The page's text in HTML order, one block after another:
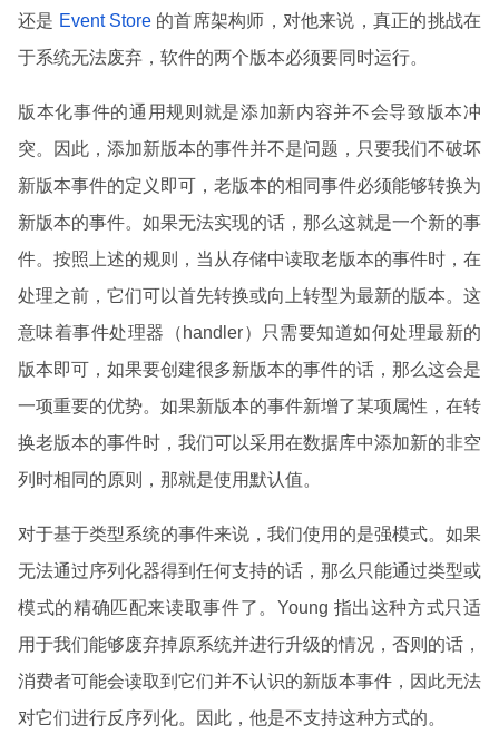
还是 Event Store 的首席架构师，对他来说，真正的挑战在
于系统无法废弃，软件的两个版本必须要同时运行。
版本化事件的通用规则就是添加新内容并不会导致版本冲
突。因此，添加新版本的事件并不是问题，只要我们不破坏
新版本事件的定义即可，老版本的相同事件必须能够转换为
新版本的事件。如果无法实现的话，那么这就是一个新的事
件。按照上述的规则，当从存储中读取老版本的事件时，在
处理之前，它们可以首先转换或向上转型为最新的版本。这
意味着事件处理器（handler）只需要知道如何处理最新的
版本即可，如果要创建很多新版本的事件的话，那么这会是
一项重要的优势。如果新版本的事件新增了某项属性，在转
换老版本的事件时，我们可以采用在数据库中添加新的非空
列时相同的原则，那就是使用默认值。
对于基于类型系统的事件来说，我们使用的是强模式。如果
无法通过序列化器得到任何支持的话，那么只能通过类型或
模式的精确匹配来读取事件了。Young 指出这种方式只适
用于我们能够废弃掉原系统并进行升级的情况，否则的话，
消费者可能会读取到它们并不认识的新版本事件，因此无法
对它们进行反序列化。因此，他是不支持这种方式的。